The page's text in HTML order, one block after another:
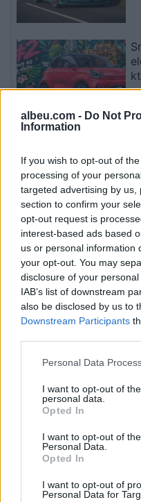
albeu.com - Do Not
Information
If you wish to opt-out of
processing of your
targeted advertising by
section to confirm your
opt-out request is
interest-based ads based
us or personal information
your opt-out. You may
disclosure of your
IAB’s list of downstream
also be disclosed by us to
Downstream Participants
Personal Data
I want to opt-out of
personal data.
Opted In
I want to opt-out of
Personal Data.
Opted In
I want to opt-out of
Personal Data for
Esim for Global
Esim for USA|Esim